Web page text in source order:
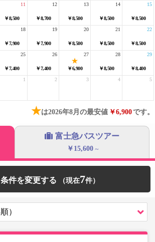
￥8,500
11
￥8,700
12
￥8,500
13
￥8,500
14
￥8,500
15
￥7,900
18
￥7,900
19
￥8,500
20
￥8,500
21
￥8,500
22
￥7,400
25
￥7,400
26
￥6,900
27
￥8,500
28
￥8,400
29
1 2 3 4 5
★は2026年8月の最安値 ￥6,900です。
富士急バスツアー
￥15,600 ～
条件を変更する 7